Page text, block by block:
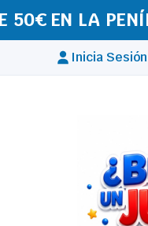
TODA EUROPA
Inicia Sesión